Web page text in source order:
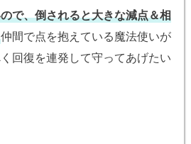
で、倒されると大きな減点＆相
仲間で点を抱えている魔法使いが
回復を連発して守ってあげたい